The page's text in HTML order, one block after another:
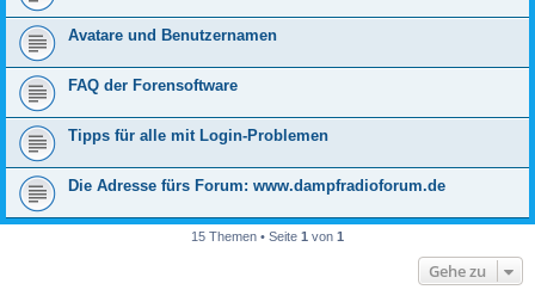
Avatare und Benutzernamen
FAQ der Forensoftware
Tipps für alle mit Login-Problemen
Die Adresse fürs Forum: www.dampfradioforum.de
15 Themen • Seite 1 von 1
Gehe zu